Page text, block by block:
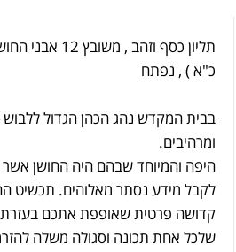
כ"א ) , נפתח
בבית המקדש נהג הכהן הגדול ללבוש
ומרהיבים.
היפה והמיוחד שבהם היה החושן
לקבל מידע נסתר מאלוהים. תכשיט
קדושה פרטית שאופפת אתכם
שלכל אחת תכונה וסגולה משלה